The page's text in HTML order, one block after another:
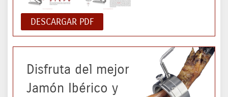
DESCARGAR PDF
Disfruta del mejor
Jamón Ibérico y